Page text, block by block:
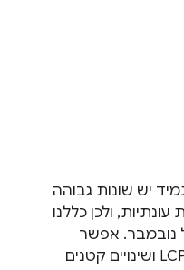
יש שונות גבוהה
ולכן כללנו
נובמבר. אפשר
לראות שיפור משמעותי ב-LCP ושינויים קטנים